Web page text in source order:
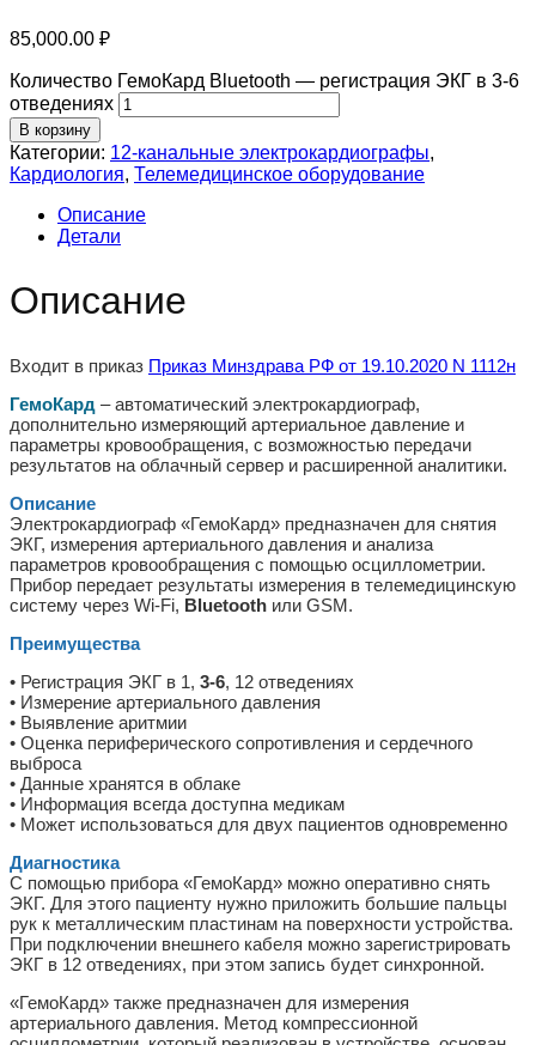
85,000.00 ₽
Количество ГемоКард Bluetooth — регистрация ЭКГ в 3-6
отведениях
В корзину
Категории: 12-канальные электрокардиографы,
Кардиология, Телемедицинское оборудование
Описание
Детали
Описание
Входит в приказ Приказ Минздрава РФ от 19.10.2020 N 1112н
ГемоКард – автоматический электрокардиограф,
дополнительно измеряющий артериальное давление и
параметры кровообращения, с возможностью передачи
результатов на облачный сервер и расширенной аналитики.
Описание
Электрокардиограф «ГемоКард» предназначен для снятия
ЭКГ, измерения артериального давления и анализа
параметров кровообращения с помощью осциллометрии.
Прибор передает результаты измерения в телемедицинскую
систему через Wi-Fi, Bluetooth или GSM.
Преимущества
• Регистрация ЭКГ в 1, 3-6, 12 отведениях
• Измерение артериального давления
• Выявление аритмии
• Оценка периферического сопротивления и сердечного
выброса
• Данные хранятся в облаке
• Информация всегда доступна медикам
• Может использоваться для двух пациентов одновременно
Диагностика
С помощью прибора «ГемоКард» можно оперативно снять
ЭКГ. Для этого пациенту нужно приложить большие пальцы
рук к металлическим пластинам на поверхности устройства.
При подключении внешнего кабеля можно зарегистрировать
ЭКГ в 12 отведениях, при этом запись будет синхронной.
«ГемоКард» также предназначен для измерения
артериального давления. Метод компрессионной